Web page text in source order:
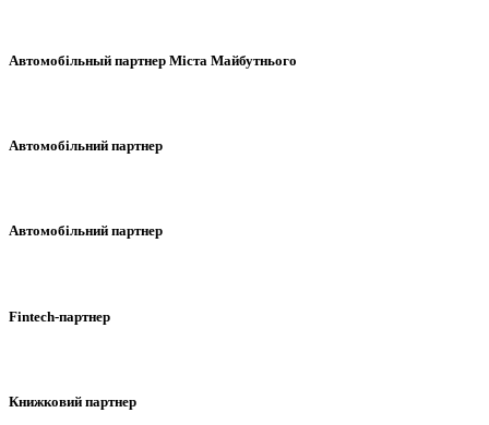
Автомобільный партнер Міста Майбутнього
Автомобільний партнер
Автомобільний партнер
Fintech-партнер
Книжковий партнер